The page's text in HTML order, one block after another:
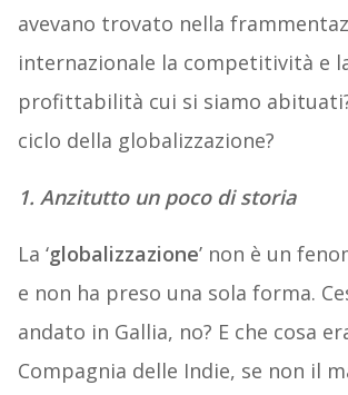
avevano trovato nella
internazionale la competitività e
profittabilità cui si siamo
ciclo della globalizzazione?
1. Anzitutto un poco di storia
La ‘globalizzazione’ non è un
e non ha preso una sola forma.
andato in Gallia, no? E che cosa
Compagnia delle Indie, se non il